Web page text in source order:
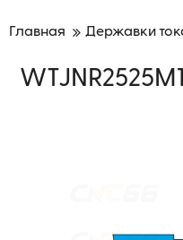
Главная Державки